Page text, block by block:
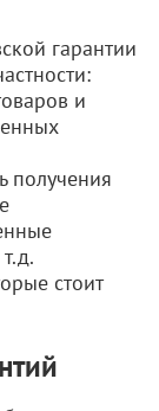
гарантии
и
получения
стоит